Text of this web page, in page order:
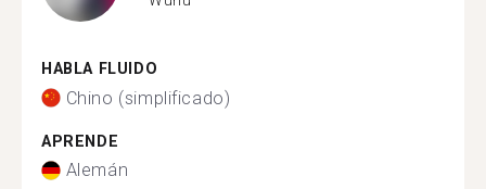
HABLA FLUIDO
Chino (simplificado)
APRENDE
Alemán